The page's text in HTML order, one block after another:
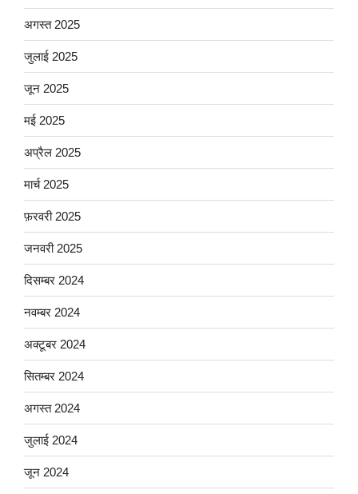
अगस्त 2025
जुलाई 2025
जून 2025
मई 2025
अप्रैल 2025
मार्च 2025
फ़रवरी 2025
जनवरी 2025
दिसम्बर 2024
नवम्बर 2024
अक्टूबर 2024
सितम्बर 2024
अगस्त 2024
जुलाई 2024
जून 2024